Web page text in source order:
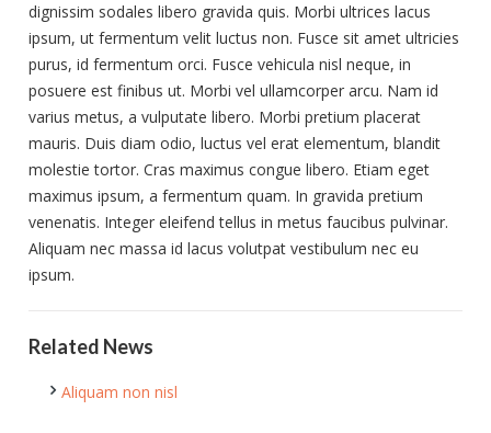
dignissim sodales libero gravida quis. Morbi ultrices lacus
ipsum, ut fermentum velit luctus non. Fusce sit amet ultricies
purus, id fermentum orci. Fusce vehicula nisl neque, in
posuere est finibus ut. Morbi vel ullamcorper arcu. Nam id
varius metus, a vulputate libero. Morbi pretium placerat
mauris. Duis diam odio, luctus vel erat elementum, blandit
molestie tortor. Cras maximus congue libero. Etiam eget
maximus ipsum, a fermentum quam. In gravida pretium
venenatis. Integer eleifend tellus in metus faucibus pulvinar.
Aliquam nec massa id lacus volutpat vestibulum nec eu
ipsum.
Related News
Aliquam non nisl